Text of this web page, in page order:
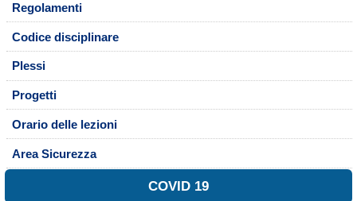
Regolamenti
Codice disciplinare
Plessi
Progetti
Orario delle lezioni
Area Sicurezza
COVID 19